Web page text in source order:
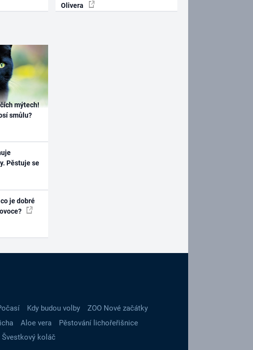
Olivera
mýtech!
smůlu?
Pěstuje se
je dobré
Kdy budou volby
ZOO Nové začátky
Aloe vera
Pěstování lichořeřišnice
Švestkový koláč